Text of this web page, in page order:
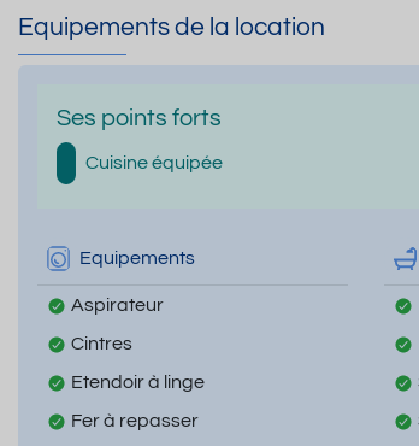
Equipements de la location
Ses points forts
Cuisine équipée
Equipements
Aspirateur
Cintres
Etendoir à linge
Fer à repasser